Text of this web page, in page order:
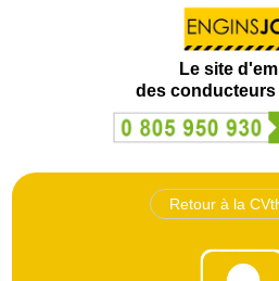
Le site
des
Retour à la